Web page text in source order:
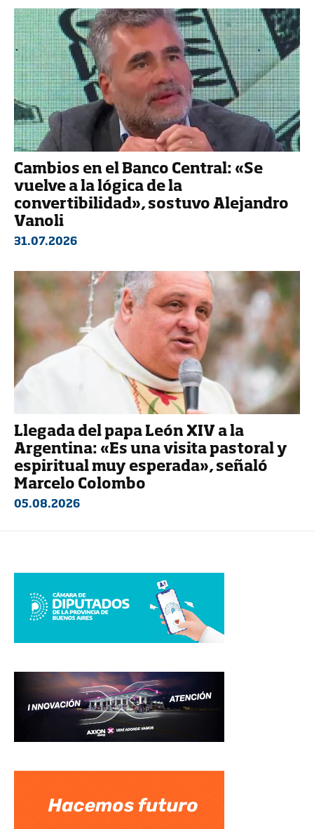
Cambios en el Banco Central: «Se
vuelve a la lógica de la
convertibilidad», sostuvo Alejandro
Vanoli
31.07.2026
Llegada del papa León XIV a la
Argentina: «Es una visita pastoral y
espiritual muy esperada», señaló
Marcelo Colombo
05.08.2026